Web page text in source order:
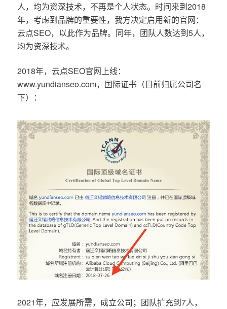
人，均为资深技术，不再是个人状态。时间来到2018
年，考虑到品牌的重要性，我方决定启用新的官网：
云点SEO，以此作为品牌。同年，团队人数达到5人，
均为资深技术。
2018年，云点SEO官网上线：
www.yundianseo.com，国际证书（目前归属公司名
下）：
2021年，应发展所需，成立公司；团队扩充到7人，